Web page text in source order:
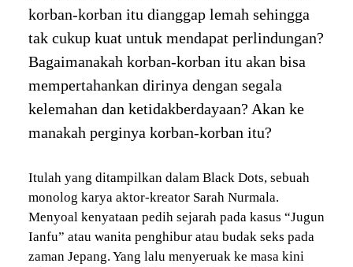
korban-korban itu dianggap lemah sehingga
tak cukup kuat untuk mendapat perlindungan?
Bagaimanakah korban-korban itu akan bisa
mempertahankan dirinya dengan segala
kelemahan dan ketidakberdayaan? Akan ke
manakah perginya korban-korban itu?
Itulah yang ditampilkan dalam Black Dots, sebuah
monolog karya aktor-kreator Sarah Nurmala.
Menyoal kenyataan pedih sejarah pada kasus “Jugun
Ianfu” atau wanita penghibur atau budak seks pada
zaman Jepang. Yang lalu menyeruak ke masa kini